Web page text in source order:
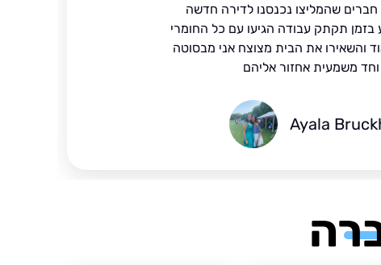
חברים שהמליצו נכנסנו לדירה חדשה
בזמן תקתק עבודה הגיעו עם כל החומרי
והשאירו את הבית מצוצח אני מבסוטה
משמעית אחזור אליהם
Ayala